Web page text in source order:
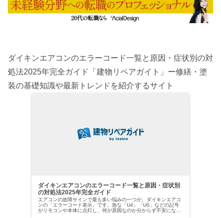
ダイキンエアコンのエラーコード一覧と原因・症状別の対
処法2025年完全ガイド「建物リペアガイト」ー修繕・塗
装の基礎知識や最新トレンドを紹介するサイト
ダイキンエアコンのエラーコード一覧と原因・症状別
の対処法2025年完全ガイド
エアコンの故障サインで最も多い悩みの一つが、ダイキンエアコ
ンの「エラーコード表示」です。急な「U4」「U0」などの記号
がリモコンや本体に点灯し、何が原因なのか分からず不安になっ